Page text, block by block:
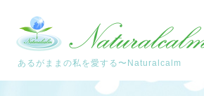
あるがままの私を愛する〜Naturalcalm